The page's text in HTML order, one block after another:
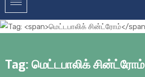
Tag: மெட்டபாலிக் சின்ட்ரோம்